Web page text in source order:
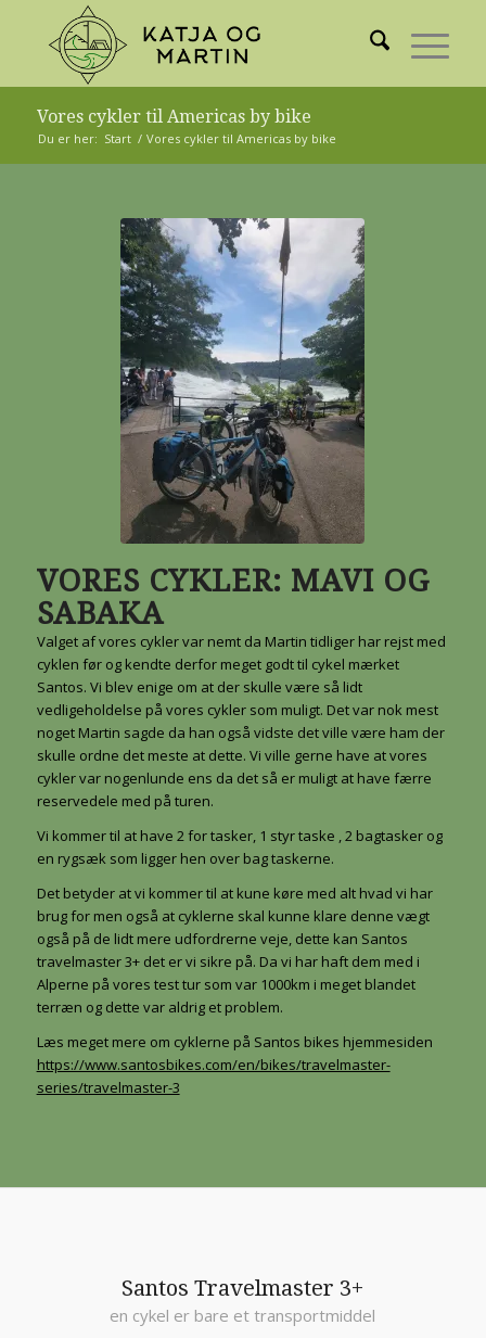
Vores cykler til Americas by bike
Du er her: Start / Vores cykler til Americas by bike
VORES CYKLER: MAVI OG
SABAKA
Valget af vores cykler var nemt da Martin tidliger har rejst med
cyklen før og kendte derfor meget godt til cykel mærket
Santos. Vi blev enige om at der skulle være så lidt
vedligeholdelse på vores cykler som muligt. Det var nok mest
noget Martin sagde da han også vidste det ville være ham der
skulle ordne det meste at dette. Vi ville gerne have at vores
cykler var nogenlunde ens da det så er muligt at have færre
reservedele med på turen.
Vi kommer til at have 2 for tasker, 1 styr taske , 2 bagtasker og
en rygsæk som ligger hen over bag taskerne.
Det betyder at vi kommer til at kune køre med alt hvad vi har
brug for men også at cyklerne skal kunne klare denne vægt
også på de lidt mere udfordrerne veje, dette kan Santos
travelmaster 3+ det er vi sikre på. Da vi har haft dem med i
Alperne på vores test tur som var 1000km i meget blandet
terræn og dette var aldrig et problem.
Læs meget mere om cyklerne på Santos bikes hjemmesiden
https://www.santosbikes.com/en/bikes/travelmaster-
series/travelmaster-3
Santos Travelmaster 3+
en cykel er bare et transportmiddel